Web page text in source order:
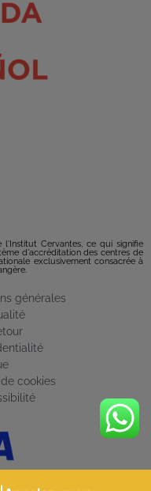
Cervantes, ce qui signifie
d'accréditation des centres de
exclusivement consacrée à
générales
cookies